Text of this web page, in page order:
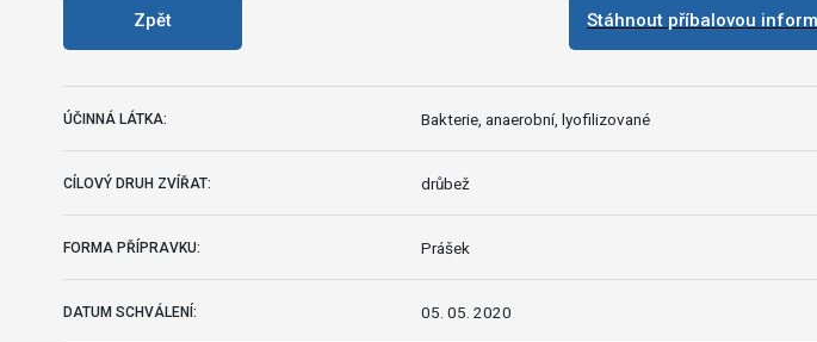
Zpět Stáhnout příbalovou
ÚČINNÁ LÁTKA: Bakterie, anaerobní, lyofilizované
CÍLOVÝ DRUH ZVÍŘAT: drůbež
FORMA PŘÍPRAVKU: Prášek
DATUM SCHVÁLENÍ: 05. 05. 2020